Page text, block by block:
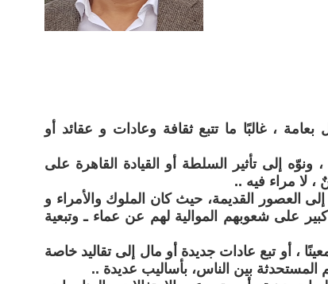
، غالبًا ما تتبع ثقافة وعادات و عقائد أو
إلى تأثير السلطة أو القيادة القاهرة على
لا مراء فيه ..
العصور القديمة، حيث كان الملوك والأمراء و
على شعوبهم الموالية لهم عن عماء ـ وتبعية
، أو تبع عادات جديدة أو مال إلى تقاليد خاصة
بين الناس، بأساليب عديدة ..